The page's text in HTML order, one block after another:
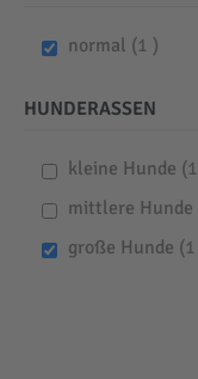
normal 1 item
HUNDERASSEN
kleine Hunde 1
mittlere Hunde
große Hunde 1